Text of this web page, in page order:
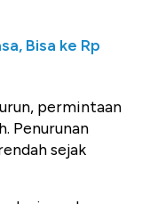
Bisa ke Rp
permintaan
Penurunan
sejak